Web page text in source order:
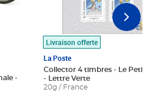
Livraison offerte
La Poste
Collector 4 timbres - Le Petit
- Lettre Verte
20g / France